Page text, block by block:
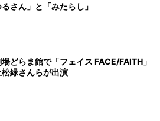
さん」と「みたらし」
どらま館で「フェイス FACE/FAITH」
緑さんらが出演